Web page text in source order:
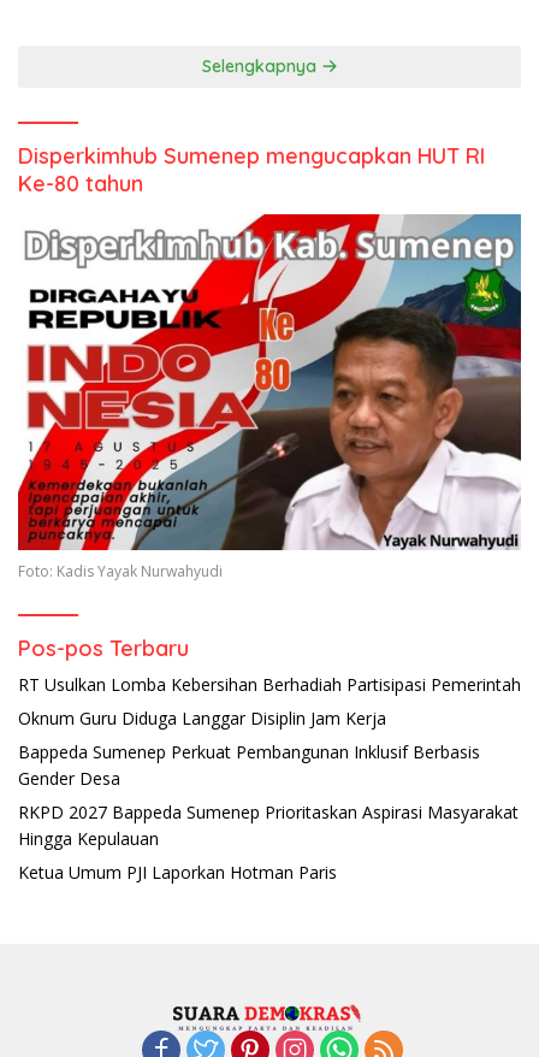
Selengkapnya
Disperkimhub Sumenep mengucapkan HUT RI
Ke-80 tahun
Foto: Kadis Yayak Nurwahyudi
Pos-pos Terbaru
RT Usulkan Lomba Kebersihan Berhadiah Partisipasi Pemerintah
Oknum Guru Diduga Langgar Disiplin Jam Kerja
Bappeda Sumenep Perkuat Pembangunan Inklusif Berbasis
Gender Desa
RKPD 2027 Bappeda Sumenep Prioritaskan Aspirasi Masyarakat
Hingga Kepulauan
Ketua Umum PJI Laporkan Hotman Paris